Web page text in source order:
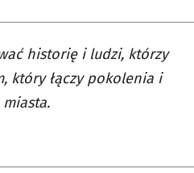
historię i ludzi, którzy
który łączy pokolenia i